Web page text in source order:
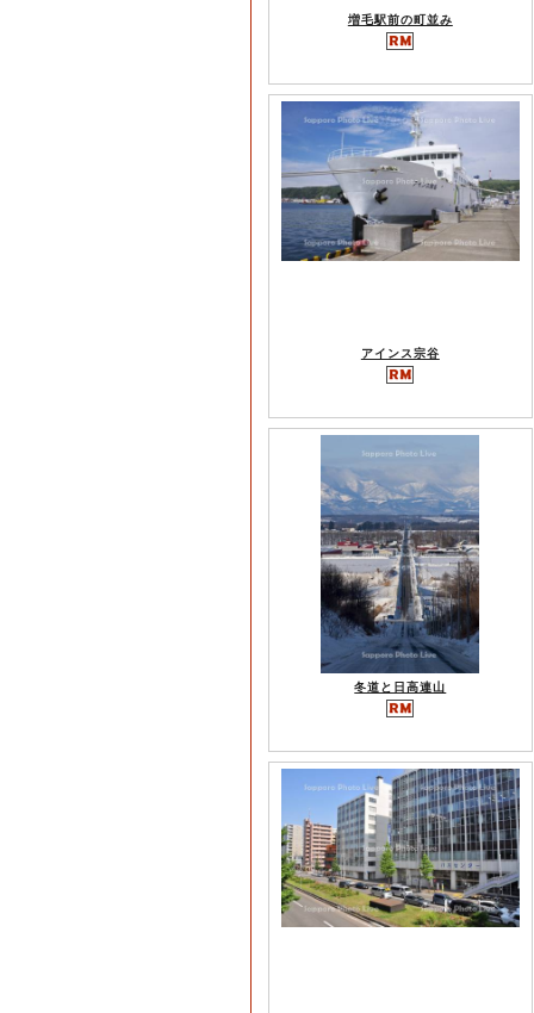
増毛駅前の町並み
アインス宗谷
冬道と日高連山